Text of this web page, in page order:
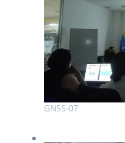
GNSS-07